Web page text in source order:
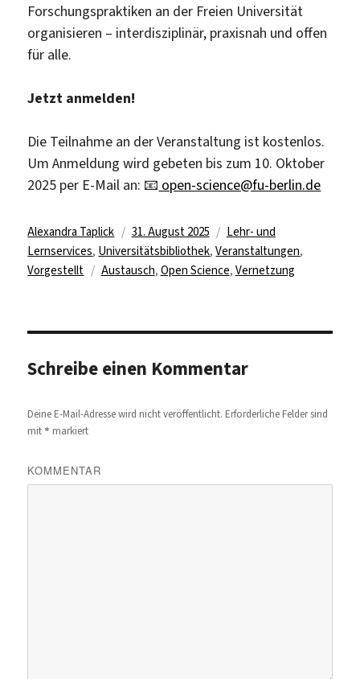
Forschungspraktiken an der Freien Universität
organisieren – interdisziplinär, praxisnah und offen
für alle.
Jetzt anmelden!
Die Teilnahme an der Veranstaltung ist kostenlos.
Um Anmeldung wird gebeten bis zum 10. Oktober
2025 per E-Mail an: 📧 open-science@fu-berlin.de
Autor
Alexandra Taplick
Veröffentlicht
am
31. August 2025 Kategorien
Lehr- und
Lernservices, Universitätsbibliothek,Veranstaltungen,
Vorgestellt
Schlagwörter
Austausch, Open Science, Vernetzung
Schreibe einen Kommentar
Deine E-Mail-Adresse wird nicht veröffentlicht. Erforderliche Felder sind
mit * markiert
KOMMENTAR